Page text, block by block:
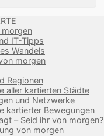
morgen
IT-Tipps
Wandels
morgen
Regionen
aller kartierten Städte
und Netzwerke
kartierter Bewegungen
– Seid ihr von morgen?
von morgen